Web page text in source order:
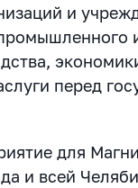
и
перед
для
и всей